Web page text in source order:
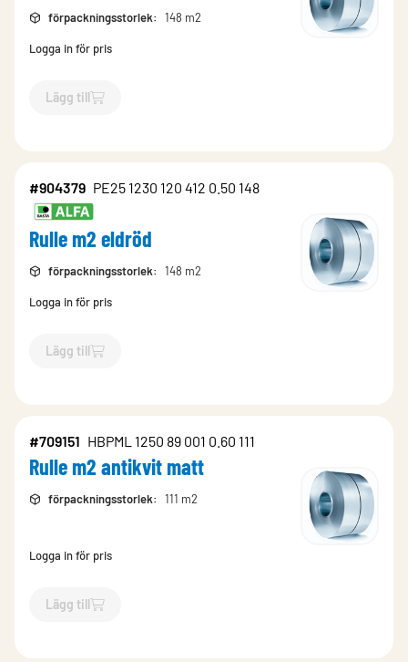
förpackningsstorlek: 148 m2
Logga in för pris
Lägg till
`$Lägg till
#904379 PE25 1230 120 412 0.50 148
Rulle m2 eldröd
förpackningsstorlek: 148 m2
Logga in för pris
Lägg till
`$Lägg till
#709151 HBPML 1250 89 001 0.60 111
Rulle m2 antikvit matt
förpackningsstorlek: 111 m2
Logga in för pris
Lägg till
`$Lägg till